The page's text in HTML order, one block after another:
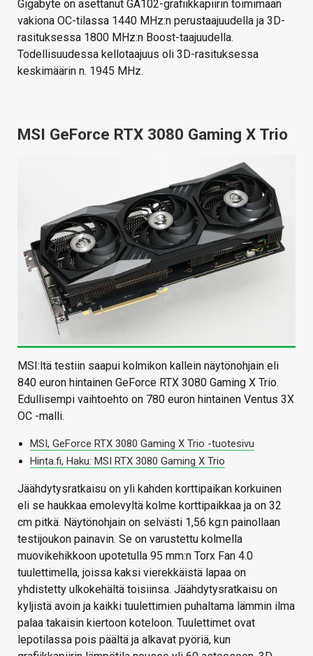
Gigabyte on asettanut GA102-grafiikkapiirin toimimaan
vakiona OC-tilassa 1440 MHz:n perustaajuudella ja 3D-
rasituksessa 1800 MHz:n Boost-taajuudella.
Todellisuudessa kellotaajuus oli 3D-rasituksessa
keskimäärin n. 1945 MHz.
MSI GeForce RTX 3080 Gaming X Trio
MSI:ltä testiin saapui kolmikon kallein näytönohjain eli
840 euron hintainen GeForce RTX 3080 Gaming X Trio.
Edullisempi vaihtoehto on 780 euron hintainen Ventus 3X
OC -malli.
MSI, GeForce RTX 3080 Gaming X Trio -tuotesivu
Hinta.fi, Haku: MSI RTX 3080 Gaming X Trio
Jäähdytysratkaisu on yli kahden korttipaikan korkuinen
eli se haukkaa emolevyltä kolme korttipaikkaa ja on 32
cm pitkä. Näytönohjain on selvästi 1,56 kg:n painollaan
testijoukon painavin. Se on varustettu kolmella
muovikehikkoon upotetulla 95 mm:n Torx Fan 4.0
tuulettimella, joissa kaksi vierekkäistä lapaa on
yhdistetty ulkokehältä toisiinsa. Jäähdytysratkaisu on
kyljistä avoin ja kaikki tuulettimien puhaltama lämmin ilma
palaa takaisin kiertoon koteloon. Tuulettimet ovat
lepotilassa pois päältä ja alkavat pyöriä, kun